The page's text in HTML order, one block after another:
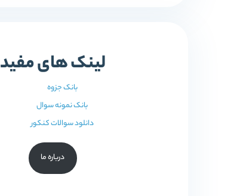
لینک های مفید
بانک جزوه
بانک نمونه سوال
دانلود سوالات کنکور
درباره ما